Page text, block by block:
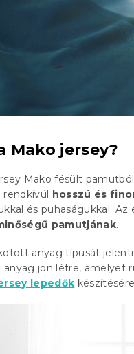
Mako jersey?
Mako fésült
rendkívül hosszú és
és puhaságukkal.
pamutjának.
anyag típusát
anyag jön létre, amelyet
lepedők